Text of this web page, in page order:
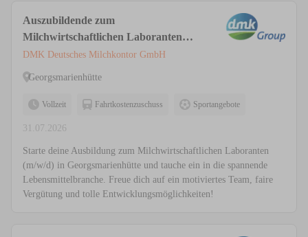
Auszubildende zum
Milchwirtschaftlichen Laboranten
(m/w/d)
DMK Deutsches Milchkontor GmbH
Georgsmarienhütte
Vollzeit Fahrtkostenzuschuss Sportangebote
31.07.2026
Starte deine Ausbildung zum Milchwirtschaftlichen Laboranten
(m/w/d) in Georgsmarienhütte und tauche ein in die spannende
Lebensmittelbranche. Freue dich auf ein motiviertes Team, faire
Vergütung und tolle Entwicklungsmöglichkeiten!